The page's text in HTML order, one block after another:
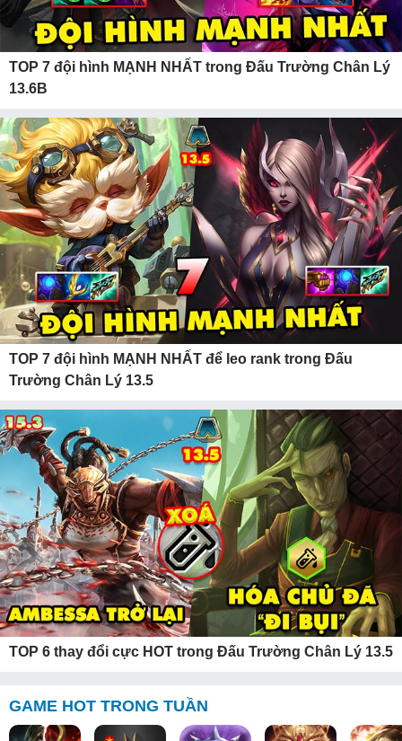
TOP 7 đội hình MẠNH NHẤT trong Đấu Trường Chân Lý
13.6B
TOP 7 đội hình MẠNH NHẤT để leo rank trong Đấu
Trường Chân Lý 13.5
TOP 6 thay đổi cực HOT trong Đấu Trường Chân Lý 13.5
GAME HOT TRONG TUẦN